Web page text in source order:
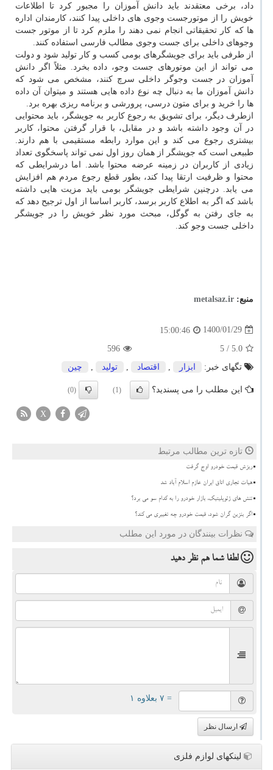
داد، برخی معتقدند باید دانش آموزان را مجبور کرد تا اطلاعات
خویش را از موتورجست وجوی های داخلی پیدا کنند، کارمندان اداره
ها که کار تحقیقاتی انجام نمی دهند را ملزم کرد تا از موتور جست
وجوهای داخلی برای جست وجوی مطالب فارسی استفاده کنند.
از طرفی باید برای جویشگرهای بومی کسب و کار تولید شود و دولت
می تواند از این موتورهای جست وجو، داده بخرد. مثلاً اگر دانش
آموزان در جست وجوگر داخلی سرچ کنند، مشخص می شود که
دانش آموزان ما به دنبال چه نوع داده هایی هستند و میتوان آن داده
ها را خرید و برای متون درسی، پرورشی و برنامه ریزی بهره برد.
ازطرف دیگر، برای تشویق به رجوع کاربر به جویشگر، باید محتوایی
در آن وجود داشته باشد و در مقابل، با قرار گرفتن محتوا، کاربر
بیشتری رجوع می کند و این موارد رابطه مستقیمی با هم دارند.
طبیعی است که جویشگر از همان روز اول نمی تواند پاسخگوی تعداد
زیادی از کاربران در زمینه عرضه محتوا باشد. اما درشرایطی که
محتوا و ظرفیت ارتقا پیدا کند، بطور قطع رجوع مردم هم افزایش
می یابد. درچنین شرایطی جویشگر بومی باید مزیت هایی داشته
باشد که اگر به اطلاع کاربر برسد، کاربر اساسا از اول ترجیح دهد که
به جای رفتن به گوگل، مبحث مورد نظر خویش را در جویشگر
داخلی جست وجو کند.
منبع: metalsaz.ir
1400/01/29
15:00:46
5.0
/ 5
596
تگهای خبر:
ابزار , اقتصاد , تولید , چین
این مطلب را می پسندید؟ (1)
(0)
X
تازه ترین مطالب مرتبط
ریزش قیمت خودرو اوج گرفت
هیات تجاری اتاق ایران عازم اسلام آباد شد
تنش های ژئوپلیتیک، بازار خودرو را به کدام سو می برد؟
اگر بنزین گران شود، قیمت خودرو چه تغییری می کند؟
نظرات بینندگان در مورد این مطلب
لطفا شما همنظر دهید
= ۷ بعلاوه ۱
ارسال نظر
لینکهای لوازم فلزی